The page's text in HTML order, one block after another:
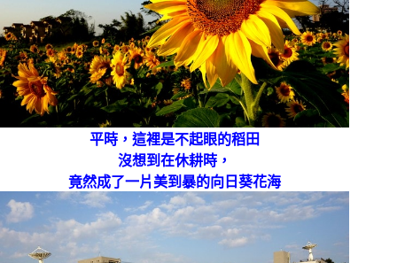
平時，這裡是不起眼的稻田
沒想到在休耕時，
竟然成了一片美到暴的向日葵花海